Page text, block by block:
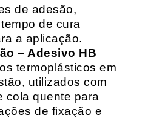
de adesão,
de cura
a aplicação.
– Adesivo HB
termoplásticos em
utilizados com
cola quente para
de fixação e